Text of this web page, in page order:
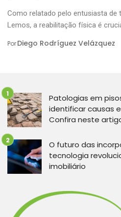
Como relatado pelo entusiasta de
Lemos, a reabilitação física é crucial
PorDiego Rodríguez Velázquez
Patologias em
identificar causas
Confira neste
O futuro das
tecnologia
imobiliário